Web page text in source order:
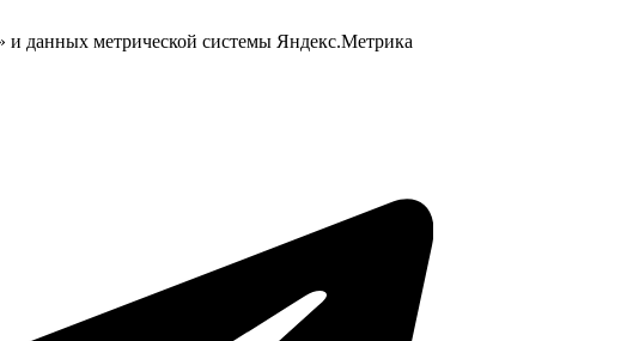
и данных метрической системы Яндекс.Метрика